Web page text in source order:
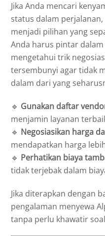
Jika Anda mencari
status dalam
menjadi pilihan yang
Anda harus pintar
mengetahui trik
tersembunyi agar tidak
dalam dari yang
🔹 Gunakan daftar
menjamin layanan
🔹 Negosiasikan harga
mendapatkan harga
🔹 Perhatikan biaya
tidak terjebak dalam
Jika diterapkan dengan
pengalaman menyewa
tanpa perlu khawatir